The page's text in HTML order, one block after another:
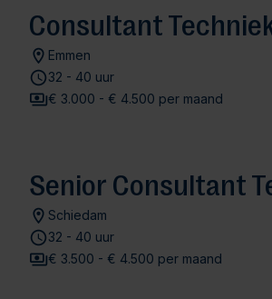
Consultant
Emmen
32 - 40 uur
€ 3.000 - € 4.500 per maand
Senior Consultant
Schiedam
32 - 40 uur
€ 3.500 - € 4.500 per maand